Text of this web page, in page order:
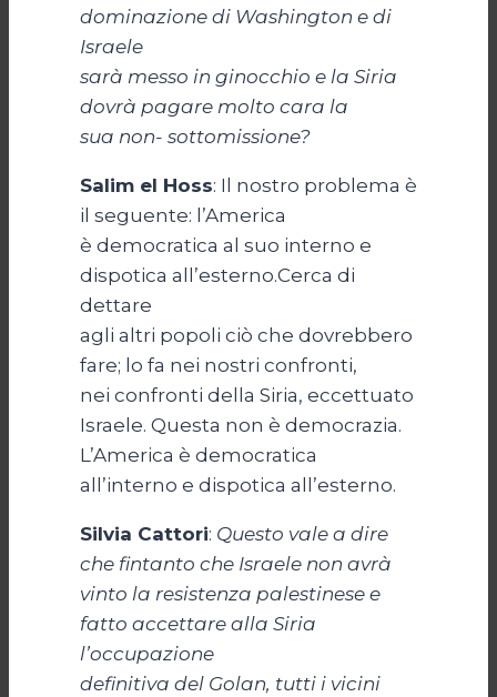
dominazione di Washington e di
Israele
sarà messo in ginocchio e la Siria
dovrà pagare molto cara la
sua non- sottomissione?
Salim el Hoss: Il nostro problema è
il seguente: l’America
è democratica al suo interno e
dispotica all’esterno.Cerca di
dettare
agli altri popoli ciò che dovrebbero
fare; lo fa nei nostri confronti,
nei confronti della Siria, eccettuato
Israele. Questa non è democrazia.
L’America è democratica
all’interno e dispotica all’esterno.
Silvia Cattori: Questo vale a dire
che fintanto che Israele non avrà
vinto la resistenza palestinese e
fatto accettare alla Siria
l’occupazione
definitiva del Golan, tutti i vicini